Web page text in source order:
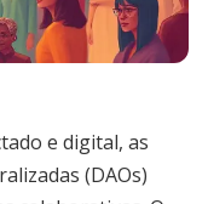
e digital, as
(DAOs)